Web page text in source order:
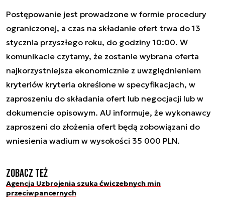
Postępowanie jest prowadzone w formie procedury
ograniczonej, a czas na składanie ofert trwa do 13
stycznia przyszłego roku, do godziny 10:00. W
komunikacie czytamy, że zostanie wybrana oferta
najkorzystniejsza ekonomicznie z uwzględnieniem
kryteriów kryteria określone w specyfikacjach, w
zaproszeniu do składania ofert lub negocjacji lub w
dokumencie opisowym. AU informuje, że wykonawcy
zaproszeni do złożenia ofert będą zobowiązani do
wniesienia wadium w wysokości 35 000 PLN.
Zobacz też
Agencja Uzbrojenia szuka ćwiczebnych min
przeciwpancernych